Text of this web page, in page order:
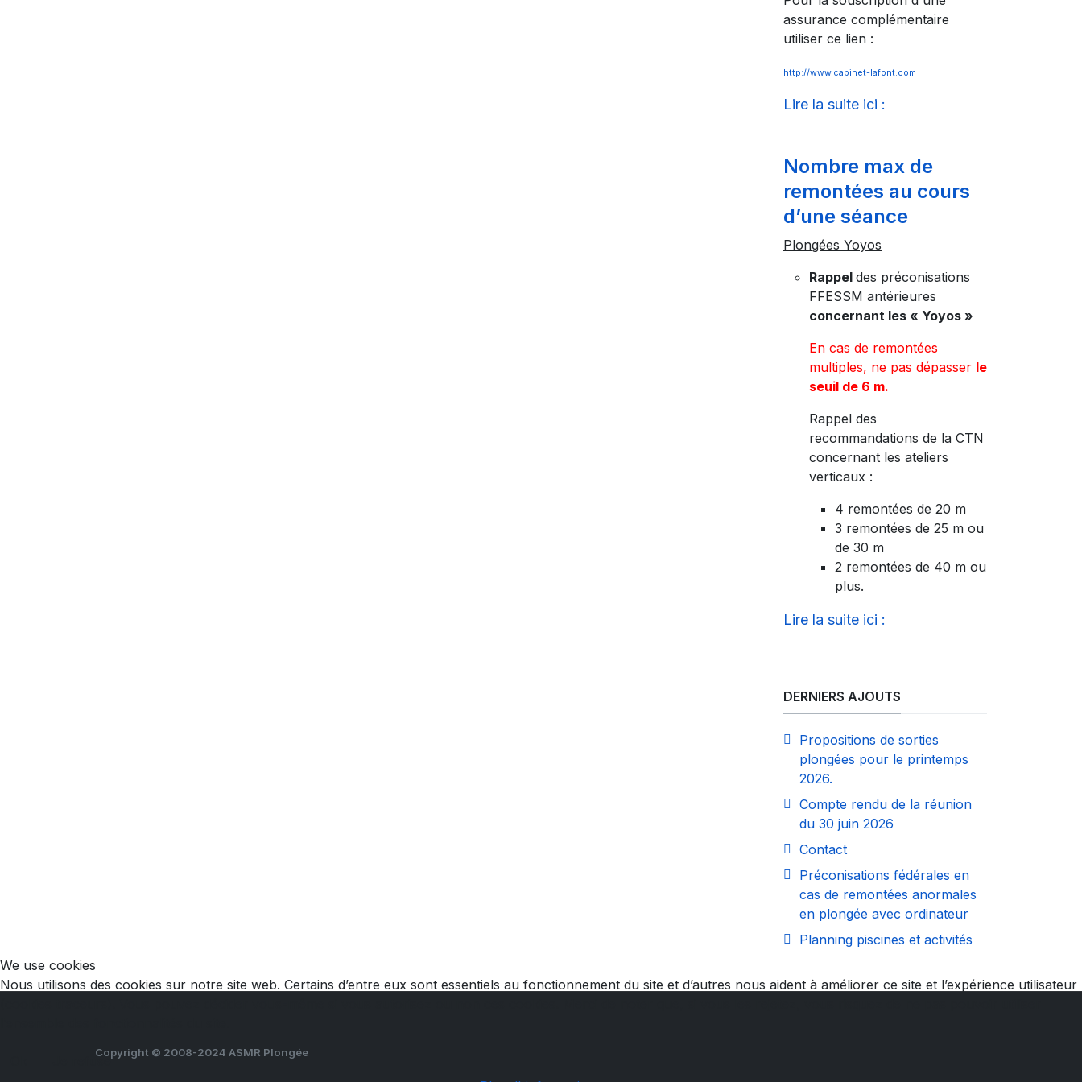
assurance complémentaire
utiliser ce lien :
http://www.cabinet-lafont.com
Lire la suite ici :
Nombre max de
remontées au cours
d’une séance
Plongées Yoyos
Rappel des préconisations
FFESSM antérieures
concernant les « Yoyos »
En cas de remontées
multiples, ne pas dépasser le
seuil de 6 m.
Rappel des
recommandations de la CTN
concernant les ateliers
verticaux :
4 remontées de 20 m
3 remontées de 25 m ou
de 30 m
2 remontées de 40 m ou
plus.
Lire la suite ici :
DERNIERS AJOUTS
Propositions de sorties
plongées pour le printemps
2026.
Compte rendu de la réunion
du 30 juin 2026
Contact
Préconisations fédérales en
cas de remontées anormales
en plongée avec ordinateur
Planning piscines et activités
Copyright © 2008-2024 ASMR Plongée
We use cookies
Nous utilisons des cookies sur notre site web. Certains d’entre eux sont essentiels au fonctionnement du site et d’autres nous aident à améliorer ce site et l’expérience utilisateur
Je refuse